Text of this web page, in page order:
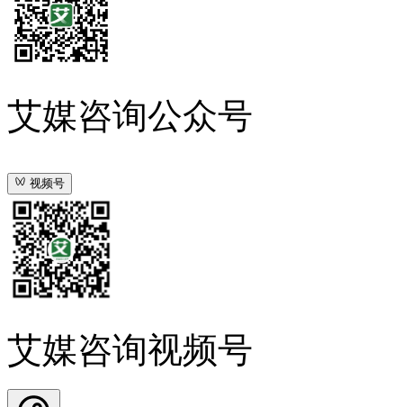
艾媒咨询公众号
视频号
艾媒咨询视频号